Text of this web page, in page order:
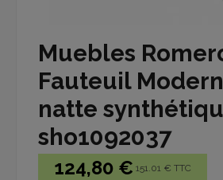
Muebles
Fauteuil
natte
sho1092037
124,80 € 151.01 € TTC